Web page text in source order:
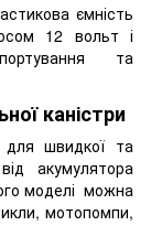
ємність
12 вольт і
та
каністри
для швидкої та
акумулятора
моделі можна
мотопомпи,